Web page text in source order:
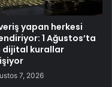
yapan herkesi
1 Ağustos’ta
dijital kurallar
7, 2026